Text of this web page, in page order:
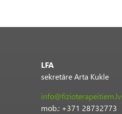
LFA
sekretāre Arta Kukle
info@fizioterapeitiem.lv
mob.: +371 28732773